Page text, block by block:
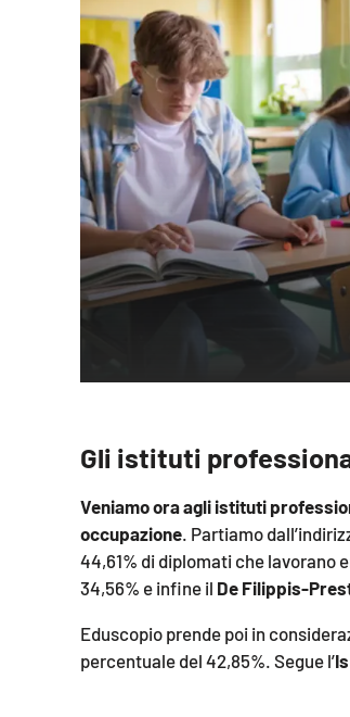
catanzarochannel.it
lacapitalenews.it
Gli istituti
Veniamo ora agli istituti
occupazione. Partiamo
44,61% di diplomati che lavorano
34,56% e infine il De Filippis-
Eduscopio prende poi in
percentuale del 42,85%. Segue l’